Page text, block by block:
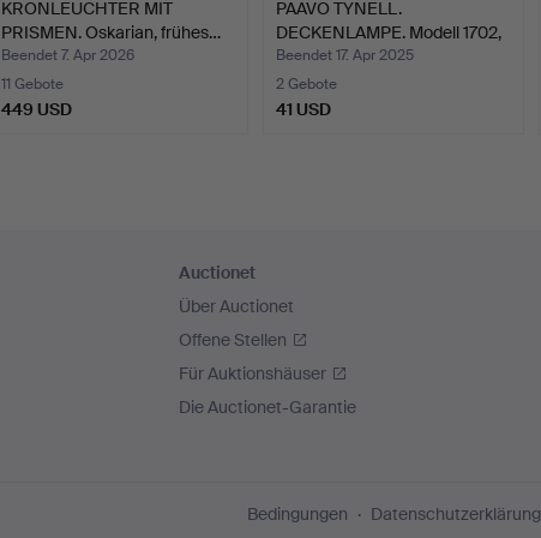
KRONLEUCHTER MIT
PRISMEN. Oskarian, frühes…
Beendet 7. Apr 2026
11 Gebote
449 USD
PAAVO TYNELL.
DECKENLAMPE. Modell 1702,
Ta…
Beendet 17. Apr 2025
2 Gebote
41 USD
Auctionet
Über Auctionet
Offene Stellen
Für Auktionshäuser
Die Auctionet-Garantie
Bedingungen Datenschutzerklärung